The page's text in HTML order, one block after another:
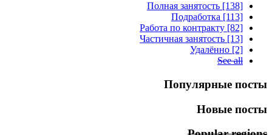
Полная занятость [138]
Подработка [113]
Работа по контракту [82]
Частичная занятость [13]
Удалённо [2]
See all
Популярные посты
Новые посты